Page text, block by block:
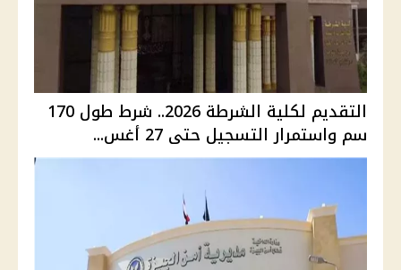
التقديم لكلية الشرطة 2026.. شرط طول 170
سم واستمرار التسجيل حتى 27 أغس...